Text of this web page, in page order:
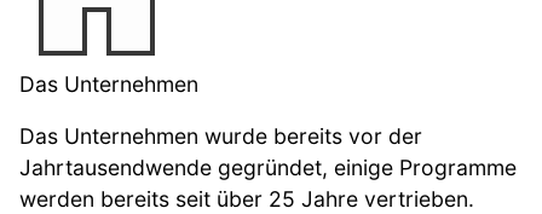
Das Unternehmen
Das Unternehmen wurde bereits vor der
Jahrtausendwende gegründet, einige Programme
werden bereits seit über 25 Jahre vertrieben.